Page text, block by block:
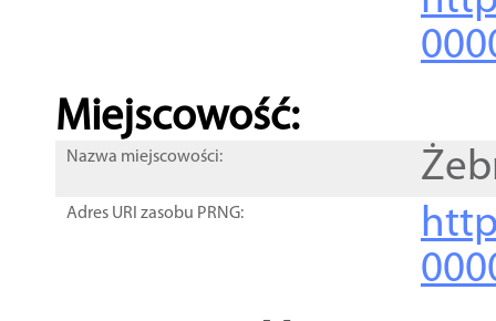
Miejscowość:
Nazwa miejscowości:
Adres URI zasobu PRNG: